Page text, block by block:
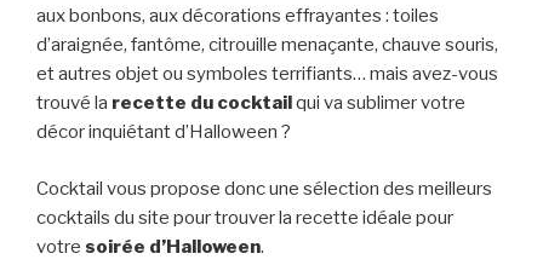
aux bonbons, aux décorations effrayantes : toiles
d’araignée, fantôme, citrouille menaçante, chauve souris,
et autres objet ou symboles terrifiants… mais avez-vous
trouvé la recette du cocktailqui va sublimer votre
décor inquiétant d’Halloween ?
Cocktail vous propose donc une sélection des meilleurs
cocktails du site pour trouver la recette idéale pour
votre soirée d’Halloween.